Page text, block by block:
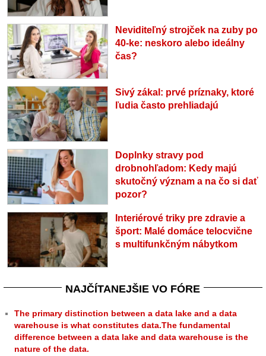
Neviditeľný strojček na zuby po
40-ke: neskoro alebo ideálny
čas?
Sivý zákal: prvé príznaky, ktoré
ľudia často prehliadajú
Doplnky stravy pod
drobnohľadom: Kedy majú
skutočný význam a na čo si dať
pozor?
Interiérové triky pre zdravie a
šport: Malé domáce telocvične
s multifunkčným nábytkom
NAJČÍTANEJŠIE VO FÓRE
The primary distinction between a data lake and a data
warehouse is what constitutes data.The fundamental
difference between a data lake and data warehouse is the
nature of the data.